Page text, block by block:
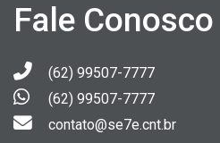
Fale Conosco
(62) 99507-7777
(62) 99507-7777
contato@se7e.cnt.br